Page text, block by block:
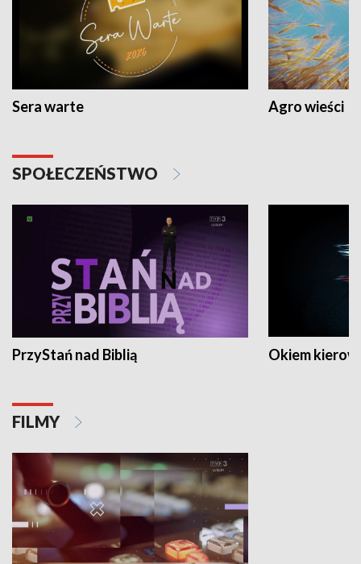
Sera warte Agro wieści
SPOŁECZEŃSTWO
PrzyStań nad Biblią Okiem
FILMY